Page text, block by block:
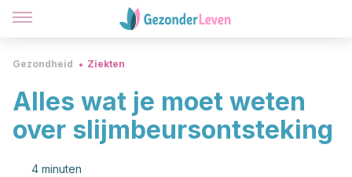
Gezondheid Ziekten
Alles wat je moet weten
over slijmbeursontsteking
4 minuten